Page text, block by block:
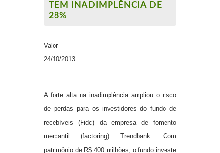
TEM INADIMPLÊNCIA DE
28%
Valor
24/10/2013
A forte alta na inadimplência ampliou o risco
de perdas para os investidores do fundo de
recebíveis (Fidc) da empresa de fomento
mercantil (factoring) Trendbank. Com
patrimônio de R$ 400 milhões, o fundo investe